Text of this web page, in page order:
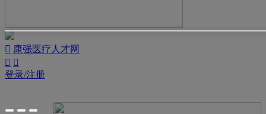
 康强医疗人才网
 
登录/注册